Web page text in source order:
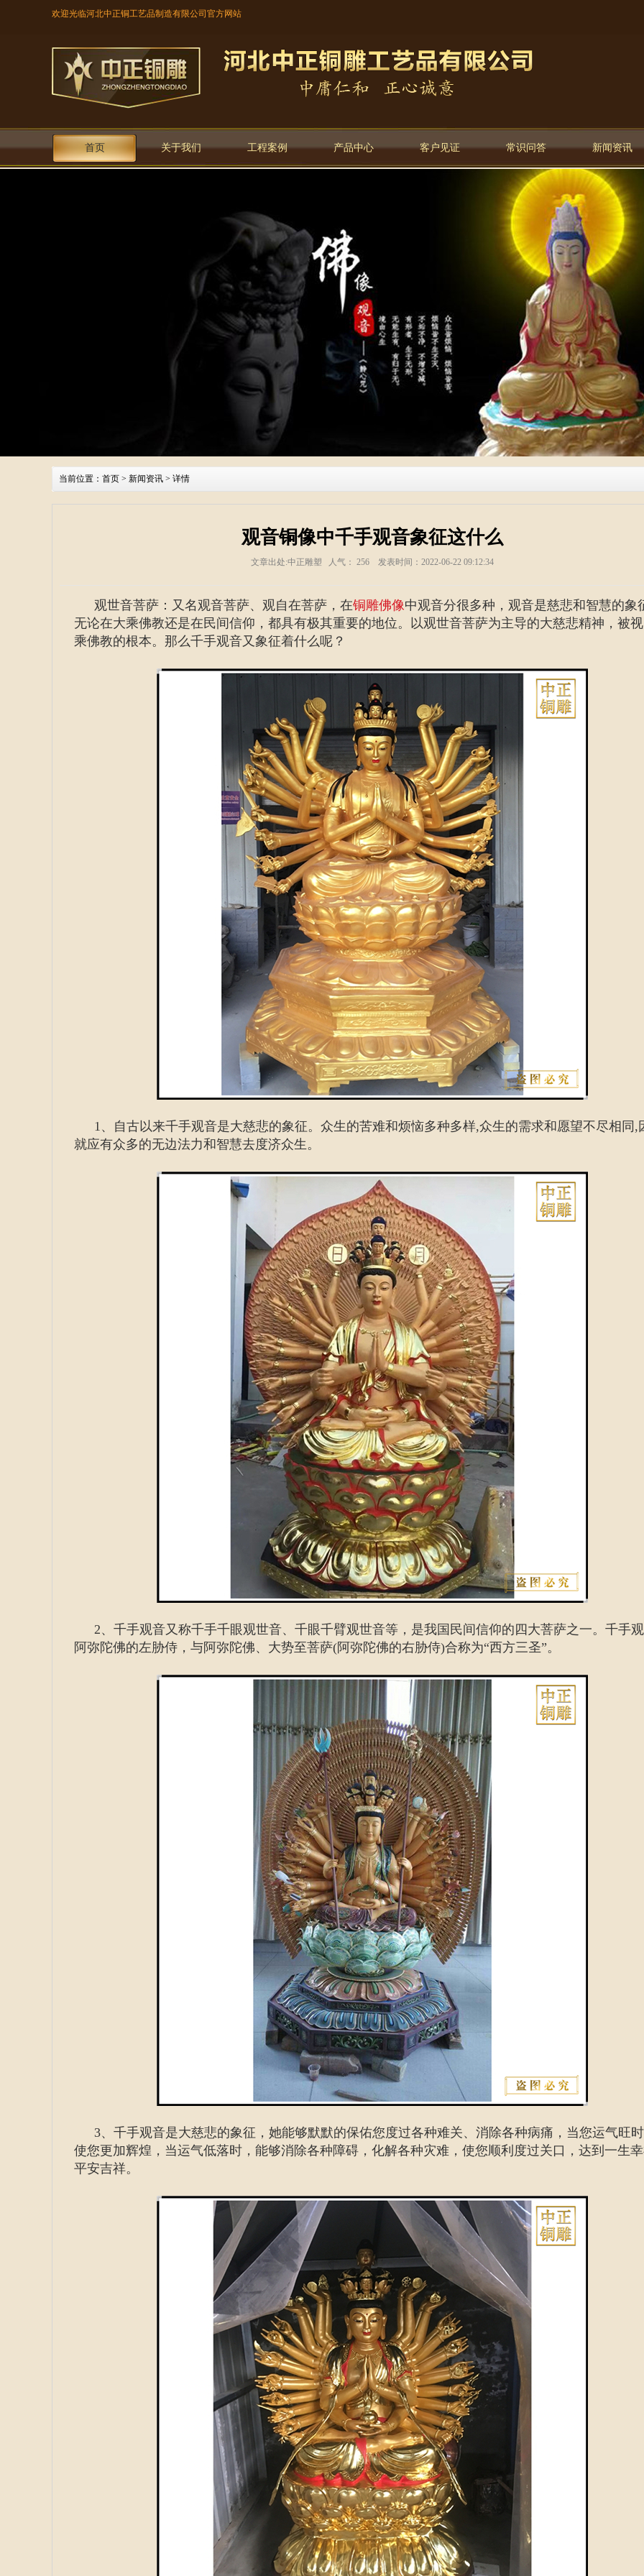
欢迎光临河北中正铜工艺品制造有限公司官方网站
首页 关于我们 工程案例 产品中心 客户见证 常识问答 新闻资讯
当前位置： 首页 > 新闻资讯 > 详情
观音铜像中千手观音象征这什么
文章出处:中正雕塑 人气： 256 发表时间：2022-06-22 09:12:34
观世音菩萨：又名观音菩萨、观自在菩萨，在铜雕佛像中观音分很多种，观音是慈悲和智慧的象
无论在大乘佛教还是在民间信仰，都具有极其重要的地位。以观世音菩萨为主导的大慈悲精神，被
乘佛教的根本。那么千手观音又象征着什么呢？
1、自古以来千手观音是大慈悲的象征。众生的苦难和烦恼多种多样,众生的需求和愿望不尽相同,
就应有众多的无边法力和智慧去度济众生。
2、千手观音又称千手千眼观世音、千眼千臂观世音等，是我国民间信仰的四大菩萨之一。千手
阿弥陀佛的左胁侍，与阿弥陀佛、大势至菩萨(阿弥陀佛的右胁侍)合称为“西方三圣”。
3、千手观音是大慈悲的象征，她能够默默的保佑您度过各种难关、消除各种病痛，当您运气旺
使您更加辉煌，当运气低落时，能够消除各种障碍，化解各种灾难，使您顺利度过关口，达到一生
平安吉祥。